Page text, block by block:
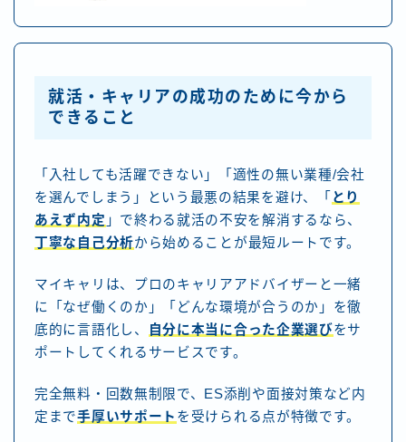
就活・キャリアの成功のために今から
できること
「入社しても活躍できない」「適性の無い業種/会社
を選んでしまう」という最悪の結果を避け、「 とり
あえず内定 」で終わる就活の不安を解消するなら、
丁寧な自己分析から始めることが最短ルートです。
マイキャリは、プロのキャリアアドバイザーと一緒
に「なぜ働くのか」「どんな環境が合うのか」を徹
底的に言語化し、
自分に本当に合った企業選びをサ
ポートしてくれるサービスです。
完全無料・回数無制限で、ES添削や面接対策など内
定まで手厚いサポート を受けられる点が特徴です。